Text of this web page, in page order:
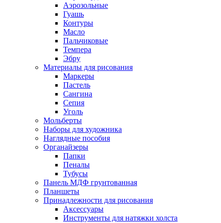
Аэрозольные
Гуашь
Контуры
Масло
Пальчиковые
Темпера
Эбру
Материалы для рисования
Маркеры
Пастель
Сангина
Сепия
Уголь
Мольберты
Наборы для художника
Наглядные пособия
Органайзеры
Папки
Пеналы
Тубусы
Панель МДФ грунтованная
Планшеты
Принадлежности для рисования
Аксессуары
Инструменты для натяжки холста